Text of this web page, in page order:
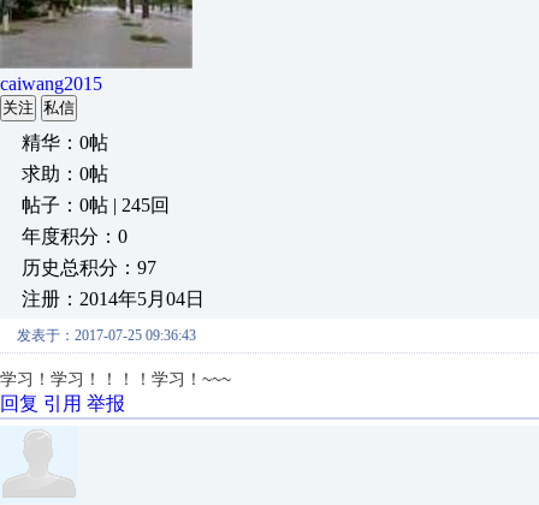
caiwang2015
关注 私信
精华：0帖
求助：0帖
帖子：0帖 | 245回
年度积分：0
历史总积分：97
注册：2014年5月04日
发表于：2017-07-25 09:36:43
学习！学习！！！！学习！~~~
回复 引用 举报